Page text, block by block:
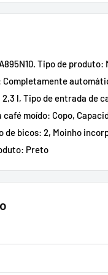
Tipo de produto:
l, Tipo de entrada de
moído: Copo,
de bicos: 2, Moinho
Preto